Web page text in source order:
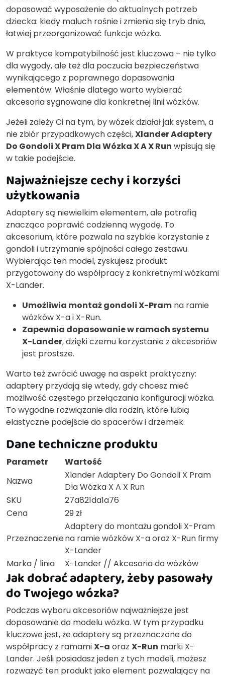
dopasować wyposażenie do aktualnych potrzeb
dziecka: kiedy maluch rośnie i zmienia się tryb dnia,
łatwiej przeorganizować funkcje wózka.
W praktyce kompatybilność jest kluczowa – nie tylko
dla wygody, ale też dla poczucia bezpieczeństwa
wynikającego z poprawnego dopasowania
elementów. Właśnie dlatego warto wybierać
akcesoria sygnowane dla konkretnej linii wózków.
Jeżeli zależy Ci na tym, by wózek działał jak system, a
nie zbiór przypadkowych części,Xlander Adaptery
Do Gondoli X Pram Dla Wózka X A X Run wpisują się
w takie podejście.
Najważniejsze cechy i korzyści
użytkowania
Adaptery są niewielkim elementem, ale potrafią
znacząco poprawić codzienną wygodę. To
akcesorium, które pozwala na szybkie korzystanie z
gondoli i utrzymanie spójności całego zestawu.
Wybierając ten model, zyskujesz produkt
przygotowany do współpracy z konkretnymi wózkami
X-Lander.
Umożliwia montaż gondoli X-Pram na ramie
wózków X-a i X-Run.
Zapewnia dopasowanie w ramach systemu
X-Lander, dzięki czemu korzystanie z akcesoriów
jest prostsze.
Warto też zwrócić uwagę na aspekt praktyczny:
adaptery przydają się wtedy, gdy chcesz mieć
możliwość częstego przełączania konfiguracji wózka.
To wygodne rozwiązanie dla rodzin, które lubią
elastyczne podejście do spacerów i drzemek.
Dane techniczne produktu
Parametr
Wartość
Nazwa
Xlander Adaptery Do Gondoli X Pram
Dla Wózka X A X Run
SKU
27a821da1a76
Cena
29 zł
Przeznaczenie
Adaptery do montażu gondoli X-Pram
na ramie wózków X-a oraz X-Run firmy
X-Lander
Marka / linia
X-Lander // Akcesoria do wózków
Jak dobrać adaptery, żeby pasowały
do Twojego wózka?
Podczas wyboru akcesoriów najważniejsze jest
dopasowanie do modelu wózka. W tym przypadku
kluczowe jest, że adaptery są przeznaczone do
współpracy z ramamiX-a oraz X-Run marki X-
Lander. Jeśli posiadasz jeden z tych modeli, możesz
rozważyć ten produkt jako element pozwalający na